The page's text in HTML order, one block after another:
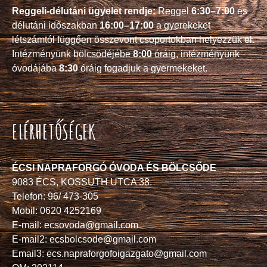
Reggeli-délutáni ügyelet rendje:Reggel6:30–7:00és
délutáni időszakban16:00–17:00a gyerekeket
létszámtól függően összevont csoportokban helyezzük el.
Intézményünk bölcsödéjébe8:00óráig, intézményünk
óvodájába8:30óráig fogadjuk a gyermekeket.
ELÉRHETŐSÉGEK
ÉCSI NAPRAFORGÓ ÓVODA ÉS BÖLCSŐDE
9083 ÉCS, KOSSUTH UTCA 38.
Telefon: 96/ 473-305
Mobil: 0620 4252169
E-mail: ecsovoda@gmail.com
E-mail2: ecsbolcsode@gmail.com
Email3: ecs.napraforgofoigazgato@gmail.com